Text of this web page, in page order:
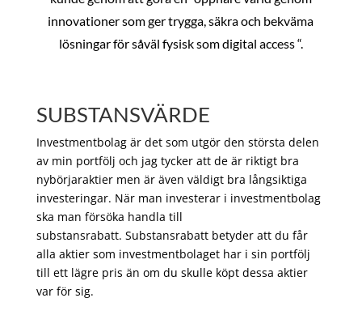
innovationer som ger trygga, säkra och bekväma
lösningar för såväl fysisk som digital access “.
SUBSTANSVÄRDE
Investmentbolag är det som utgör den största delen
av min portfölj och jag tycker att de är riktigt bra
nybörjaraktier men är även väldigt bra långsiktiga
investeringar. När man investerar i investmentbolag
ska man försöka handla till
substansrabatt. Substansrabatt betyder att du får
alla aktier som investmentbolaget har i sin portfölj
till ett lägre pris än om du skulle köpt dessa aktier
var för sig.